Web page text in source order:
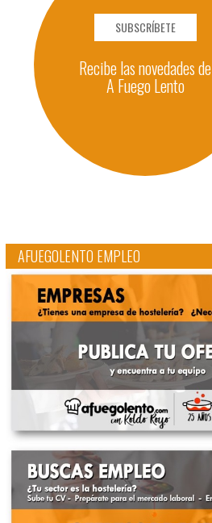
SUBSCRÍBETE
Recibe las novedades de
A Fuego Lento
AFUEGOLENTO EMPLEO